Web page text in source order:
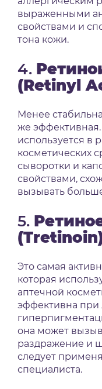
выраженными
свойствами и
тона кожи.
4.
(Retinyl
Менее
же эффективная.
используется в
косметических
сыворотки и
свойствами,
вызывать
5.
Это самая
которая
аптечной
эффективна при
она может
раздражение и
следует
специалиста.